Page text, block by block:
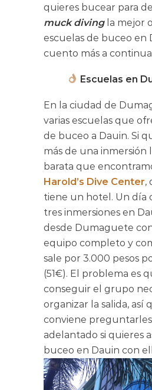
quieres bucear para
muck diving la mejor
escuelas de buceo en
cuento más a
Escuelas en
En la ciudad de
varias escuelas que
de buceo a Dauin. Si
más de una inmersión
barata que
Harold’s Dive Center,
tiene un hotel. Un día
tres inmersiones en
desde Dumaguete
equipo completo y
sale por 3.000 pesos
(51€). El problema es
conseguir el grupo
organizar la salida, así
conviene
adelantado si quieres
buceo en Dauin con